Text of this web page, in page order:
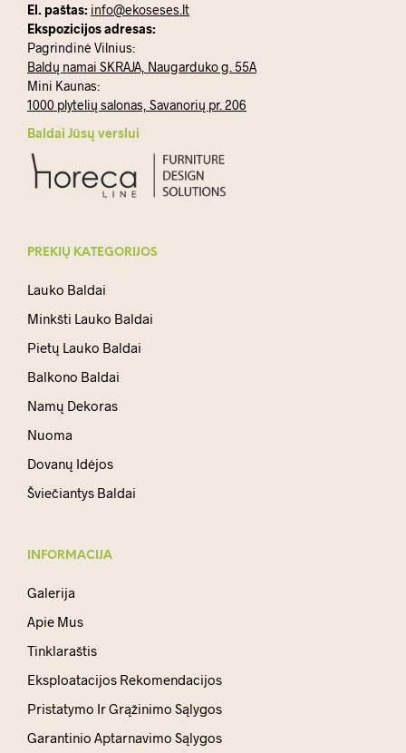
El. paštas: info@ekoseses.lt
Ekspozicijos adresas:
Pagrindinė Vilnius:
Baldų namai SKRAJA, Naugarduko g. 55A
Mini Kaunas:
1000 plytelių salonas, Savanorių pr. 206
Baldai Jūsų verslui
PREKIŲ KATEGORIJOS
Lauko Baldai
Minkšti Lauko Baldai
Pietų Lauko Baldai
Balkono Baldai
Namų Dekoras
Nuoma
Dovanų Idėjos
Šviečiantys Baldai
INFORMACIJA
Galerija
Apie Mus
Tinklaraštis
Eksploatacijos Rekomendacijos
Pristatymo Ir Grąžinimo Sąlygos
Garantinio Aptarnavimo Sąlygos